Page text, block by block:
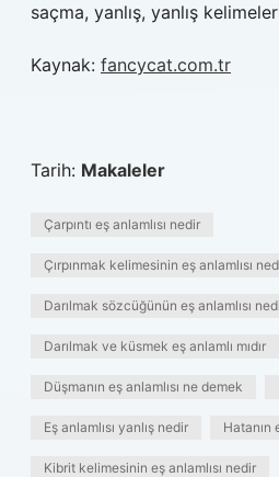
saçma, yanlış, yanlış
Kaynak: fancycat.com.tr
Tarih: Makaleler
Çarpıntı eş anlamlısı nedir
Çırpınmak kelimesinin eş anlamlısı
Darılmak sözcüğünün eş anlamlısı
Darılmak ve küsmek eş anlamlı mıdır
Düşmanın eş anlamlısı ne demek
Eş anlamlısı yanlış nedir Hatanın
Kibrit kelimesinin eş anlamlısı nedir